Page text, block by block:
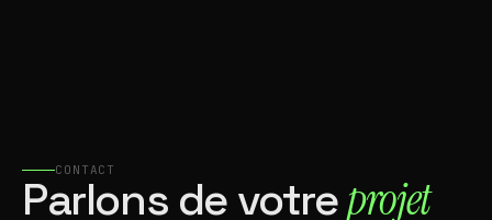
CONTACT
Parlons de votreprojet